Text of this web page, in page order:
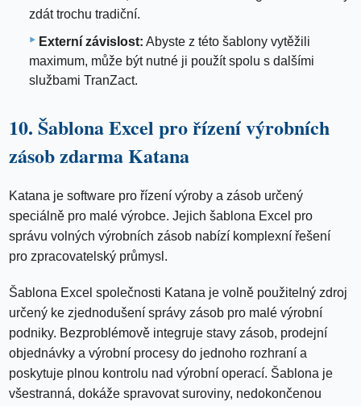
zdát trochu tradiční.
Externí závislost: Abyste z této šablony vytěžili
maximum, může být nutné ji použít spolu s dalšími
službami TranZact.
10. Šablona Excel pro řízení výrobních
zásob zdarma Katana
Katana je software pro řízení výroby a zásob určený
speciálně pro malé výrobce. Jejich šablona Excel pro
správu volných výrobních zásob nabízí komplexní řešení
pro zpracovatelský průmysl.
Šablona Excel společnosti Katana je volně použitelný zdroj
určený ke zjednodušení správy zásob pro malé výrobní
podniky. Bezproblémově integruje stavy zásob, prodejní
objednávky a výrobní procesy do jednoho rozhraní a
poskytuje plnou kontrolu nad výrobní operací. Šablona je
všestranná, dokáže spravovat suroviny, nedokončenou